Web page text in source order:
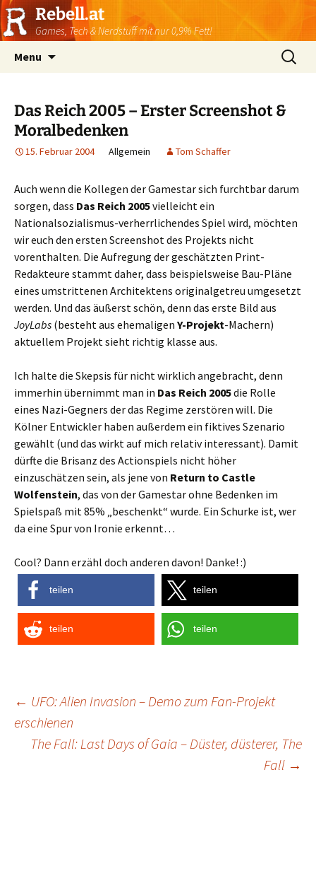
Rebell.at
Games, Tech & Nerdstuff mit nur 0,9% Fett!
Menu
Suchen
nach:
Das Reich 2005 – Erster Screenshot &
Moralbedenken
15. Februar 2004 Allgemein Tom Schaffer
Auch wenn die Kollegen der Gamestar sich furchtbar darum
sorgen, dass Das Reich 2005vielleicht ein
Nationalsozialismus-verherrlichendes Spiel wird, möchten
wir euch den ersten Screenshot des Projekts nicht
vorenthalten. Die Aufregung der geschätzten Print-
Redakteure stammt daher, dass beispielsweise Bau-Pläne
eines umstrittenen Architektens originalgetreu umgesetzt
werden. Und das äußerst schön, denn das erste Bild aus
JoyLabs (besteht aus ehemaligen Y-Projekt-Machern)
aktuellem Projekt sieht richtig klasse aus.
Ich halte die Skepsis für nicht wirklich angebracht, denn
immerhin übernimmt man in Das Reich 2005die Rolle
eines Nazi-Gegners der das Regime zerstören will. Die
Kölner Entwickler haben außerdem ein fiktives Szenario
gewählt (und das wirkt auf mich relativ interessant). Damit
dürfte die Brisanz des Actionspiels nicht höher
einzuschätzen sein, als jene von Return to Castle
Wolfenstein, das von der Gamestar ohne Bedenken im
Spielspaß mit 85% „beschenkt“ wurde. Ein Schurke ist, wer
da eine Spur von Ironie erkennt…
Cool? Dann erzähl doch anderen davon! Danke! :)
teilen teilen
teilen teilen
Post
navigation
← UFO: Alien Invasion – Demo zum Fan-Projekt
erschienen
The Fall: Last Days of Gaia – Düster, düsterer, The
Fall →